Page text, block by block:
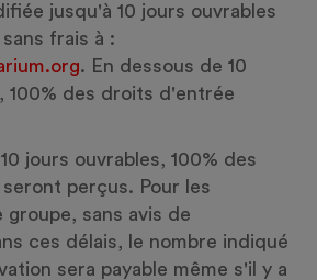
jusqu'à 10 jours ouvrables
frais à :
. En dessous de 10
100% des droits d'entrée
jours ouvrables, 100% des
perçus. Pour les
groupe, sans avis de
ces délais, le nombre indiqué
sera payable même s'il y a